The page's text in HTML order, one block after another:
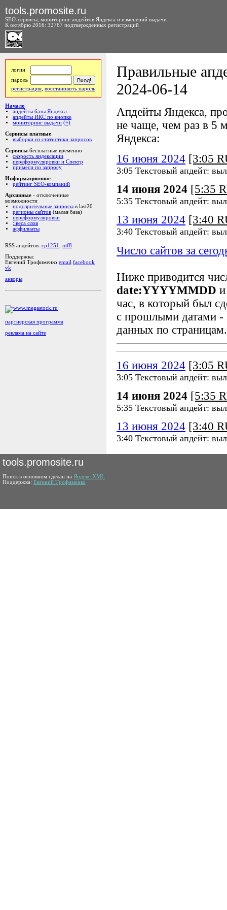
tools.promosite.ru
SEO-сервисы, мониторинг апдейтов Яндекса и изменений выдачи.
К октябрю 2016: 32767 подтвержденных регистраций
логин
пароль
регистрация восстановить пароль
Начало
апдейты базы Яндекса
апдейты ИКС по кнопке
мониторинг выдачи (+)
Сервисы платные
выборки из статистики запросов
Сервисы бесплатные временно
скорость яндексации
переформулировки и Спектр
примеси по запросу
Информационное
рейтинг SEO-компаний
Архивные - отключенные
возможности
подозрительные запросы в last20
регионы сайтов (малая база)
переформулировки
::веса слов
аффилиаты
RSS апдейтов: cp1251
utf8
Поддержка:
Евгений Трофименко email facebook
vk
анкоры
партнерская программа
реклама на сайте
Правильные
2024-06-14
Апдейты Яндекса,
не чаще, чем раз в 5
Яндекса:
16 июня 2024 [3:05
3:05 Текстовый апдейт:
14 июня 2024 [5:35
5:35 Текстовый апдейт:
13 июня 2024 [3:40
3:40 Текстовый апдейт:
Число сайтов за
Ниже приводится
date:YYYYMMDD
час, в который был
с прошлыми датами -
данных по страницам.
16 июня 2024 [3:05
3:05 Текстовый апдейт:
14 июня 2024 [5:35
5:35 Текстовый апдейт:
13 июня 2024 [3:40
3:40 Текстовый апдейт:
tools.promosite.ru
Поиск в основном сделан на Яндекс.XML
Поддержка: Евгений Трофименко